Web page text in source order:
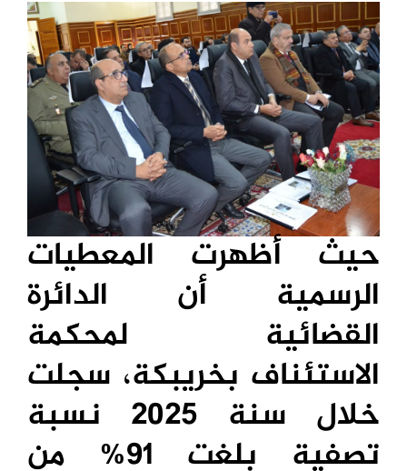
حيث أظهرت المعطيات
الرسمية أن الدائرة
القضائية لمحكمة
الاستئناف بخريبكة، سجلت
خلال سنة 2025 نسبة
تصفية بلغت 91% من